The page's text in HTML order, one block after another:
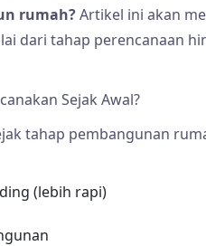
rumah?Artikel ini akan
dari tahap perencanaan
Sejak Awal?
tahap pembangunan
(lebih rapi)